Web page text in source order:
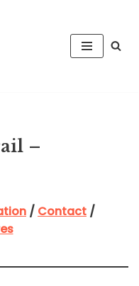
–
/ Contact /